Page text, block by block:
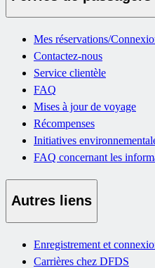
Mes réservations/
Contactez-nous
Service clientèle
FAQ
Mises à jour de voyage
Récompenses
Initiatives
FAQ concernant les
Autres liens
Enregistrement et
Carrières chez DFDS